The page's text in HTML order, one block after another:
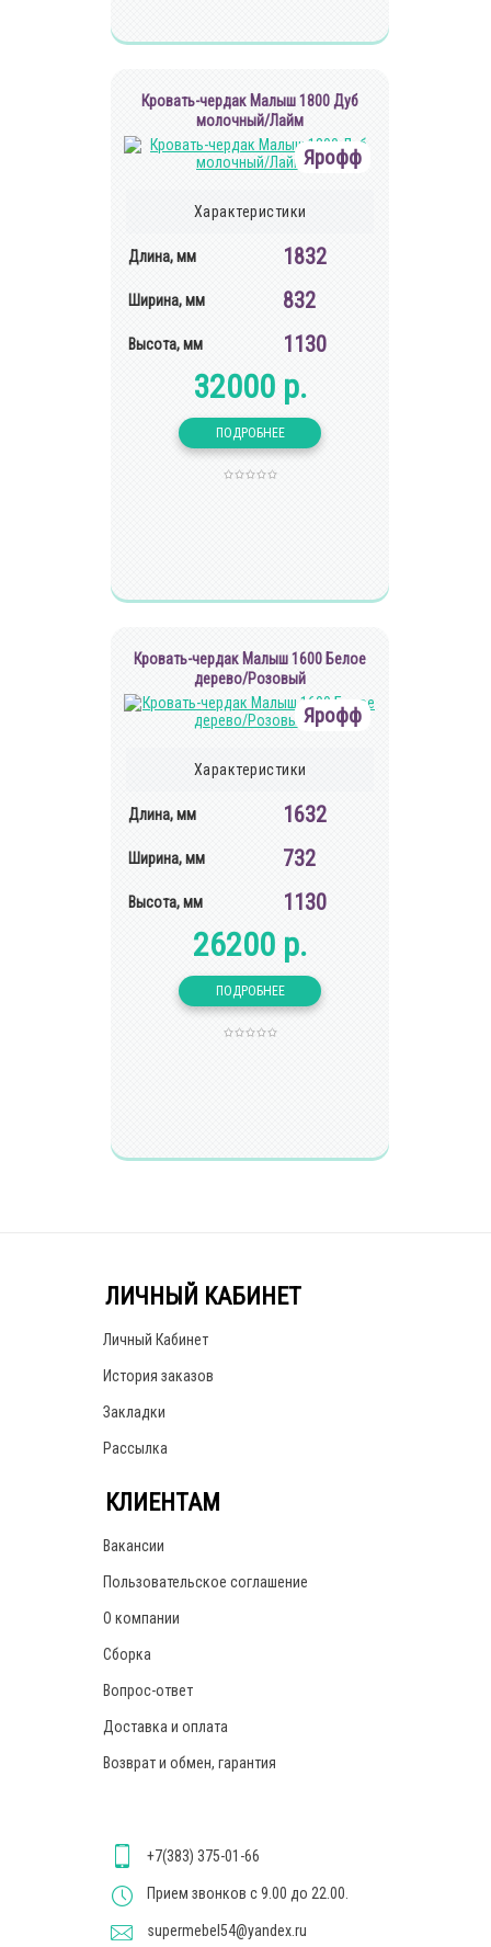
Кровать-чердак Малыш 1800 Дуб
молочный/Лайм
Ярофф
Характеристики
Длина, мм 1832
Ширина, мм 832
Высота, мм 1130
32000 р.
Кровать-чердак Малыш 1600 Белое
дерево/Розовый
Ярофф
Характеристики
Длина, мм 1632
Ширина, мм 732
Высота, мм 1130
26200 р.
ЛИЧНЫЙ КАБИНЕТ
Личный Кабинет
История заказов
Закладки
Рассылка
КЛИЕНТАМ
Вакансии
Пользовательское соглашение
О компании
Сборка
Вопрос-ответ
Доставка и оплата
Возврат и обмен, гарантия
+7(383) 375-01-66
Прием звонков с 9.00 до 22.00.
supermebel54@yandex.ru